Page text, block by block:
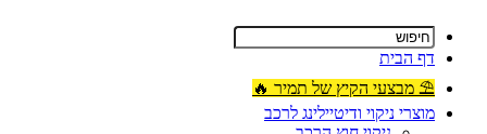
דף הבית
⛱ מבצעי הקיץ של תמיר 🔥
מוצרי ניקוי ודיטיילינג לרכב